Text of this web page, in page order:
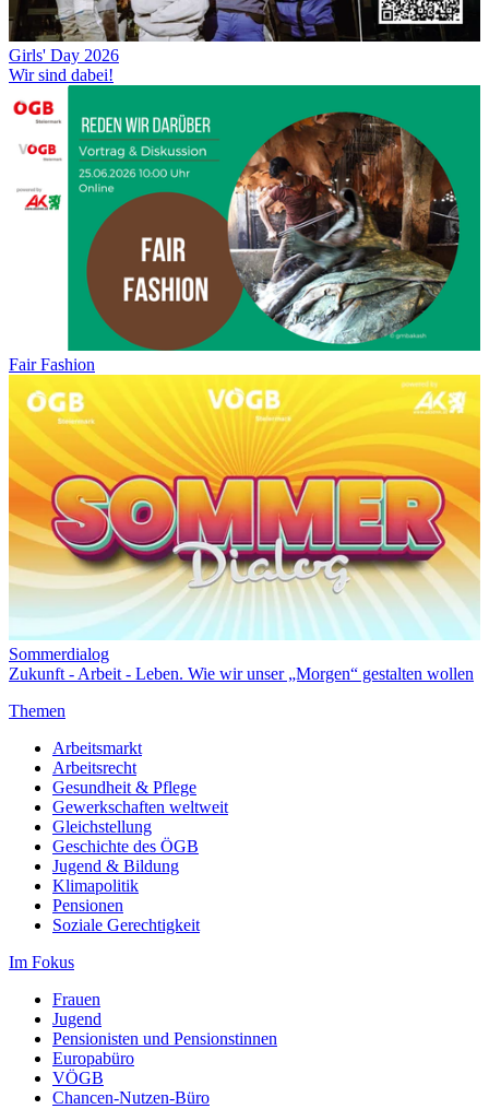
Girls' Day 2026
Wir sind dabei!
Fair Fashion
Sommerdialog
Zukunft - Arbeit - Leben. Wie wir unser „Morgen“ gestalten wollen
Themen
Arbeitsmarkt
Arbeitsrecht
Gesundheit & Pflege
Gewerkschaften weltweit
Gleichstellung
Geschichte des ÖGB
Jugend & Bildung
Klimapolitik
Pensionen
Soziale Gerechtigkeit
Im Fokus
Frauen
Jugend
Pensionisten und Pensionstinnen
Europabüro
VÖGB
Chancen-Nutzen-Büro